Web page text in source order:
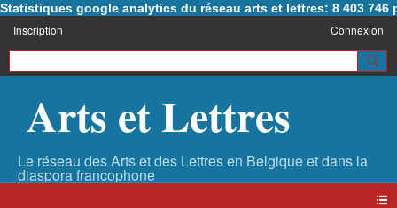
Statistiques google analytics du réseau arts et lettres: 8 403 746
Inscription Connexion
Arts et Lettres